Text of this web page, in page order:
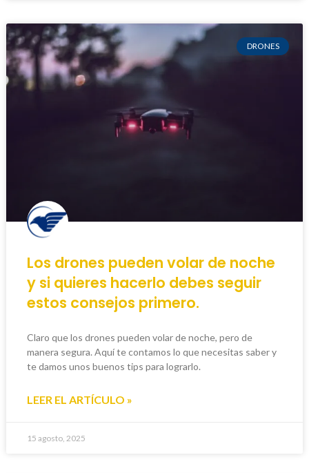
DRONES
Los drones pueden volar de noche
y si quieres hacerlo debes seguir
estos consejos primero.
Claro que los drones pueden volar de noche, pero de
manera segura. Aquí te contamos lo que necesitas saber y
te damos unos buenos tips para lograrlo.
LEER EL ARTÍCULO »
15 agosto, 2025